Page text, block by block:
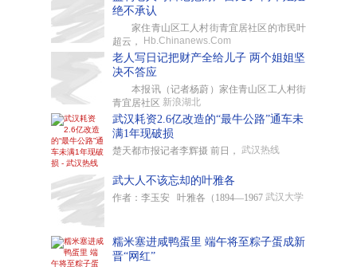
绝不承认
家住青山区工人村街青宜居社区的市民叶
超云，
Hb.Chinanews.Com
老人写日记把财产全给儿子 两个姐姐坚
决不答应
本报讯（记者杨蔚）家住青山区工人村街
青宜居社区 新浪湖北
武汉耗资2.6亿改造的“最牛公路”通车未
满1年现破损
楚天都市报记者李辉摄 前日， 武汉热线
武大人不该忘却的叶雅各
作者：李玉安 叶雅各（1894—1967 武汉大学
糯米塞进咸鸭蛋里 端午将至粽子蛋成新
晋“网红”